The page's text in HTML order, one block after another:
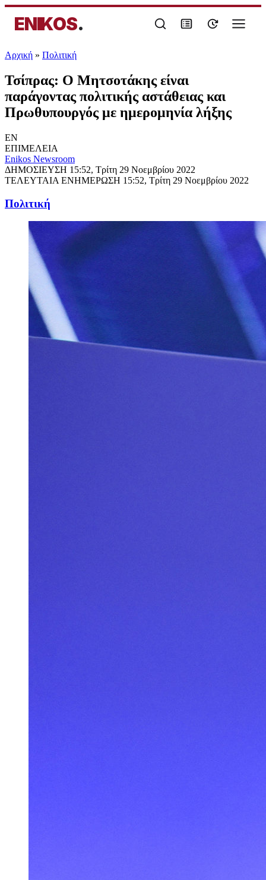
ENIKOS.
Αρχική » Πολιτική
Τσίπρας: Ο Μητσοτάκης είναι
παράγοντας πολιτικής αστάθειας και
Πρωθυπουργός με ημερομηνία λήξης
EN
ΕΠΙΜΕΛΕΙΑ
Enikos Newsroom
ΔΗΜΟΣΙΕΥΣΗ 15:52, Τρίτη 29 Νοεμβρίου 2022
ΤΕΛΕΥΤΑΙΑ ΕΝΗΜΕΡΩΣΗ 15:52, Τρίτη 29 Νοεμβρίου 2022
Πολιτική